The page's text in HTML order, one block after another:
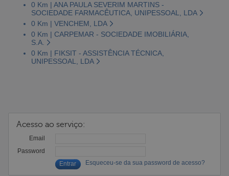
0 Km | ANA PAULA SEVERIM MARTINS -
SOCIEDADE FARMACÊUTICA, UNIPESSOAL, LDA
0 Km | VENCHEM, LDA
0 Km | CARPEMAR - SOCIEDADE IMOBILIÁRIA,
S.A.
0 Km | FIKSIT - ASSISTÊNCIA TÉCNICA,
UNIPESSOAL, LDA
Acesso ao serviço:
Email
Password
Esqueceu-se da sua password de acesso?